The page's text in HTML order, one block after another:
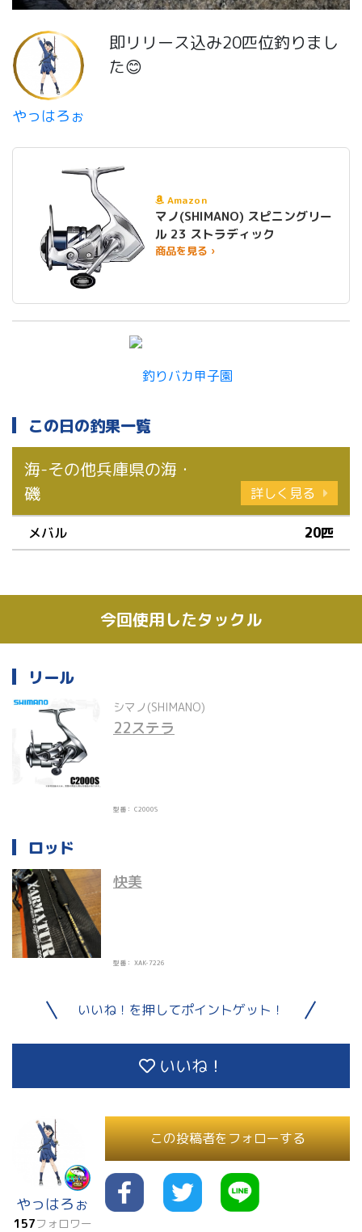
やっはろぉ
即リリース込み20匹位釣りまし
た😊
Amazon
マノ(SHIMANO) スピニングリー
ル 23 ストラディック
商品を見る ›
この日の釣果一覧
海-その他兵庫県の海・
磯
詳しく見る
メバル 20匹
今回使用したタックル
リール
シマノ(SHIMANO)
22ステラ
型番： C2000S
ロッド
快美
型番： XAK-7226
いいね！を押してポイントゲット！
いいね！
やっはろぉ
157フォロワー
この投稿者をフォローする